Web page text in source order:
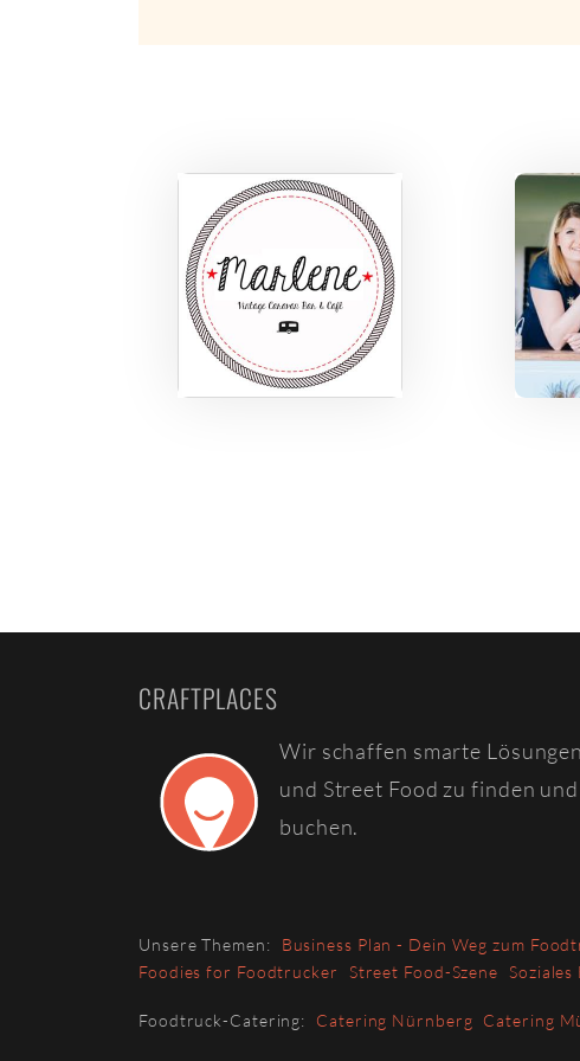
CRAFTPLACES
Wir schaffen smarte
und Street Food zu finden
buchen.
Unsere Themen: Business Plan - Dein Weg zum
Foodies for Foodtrucker
Street Food-Szene Soziales
Foodtruck-Catering: Catering Nürnberg Catering